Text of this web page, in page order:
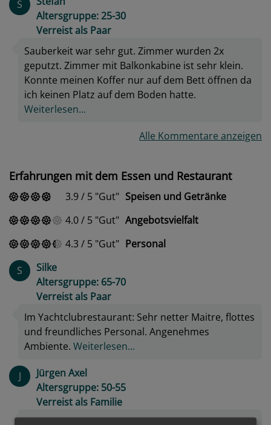
S
Altersgruppe: 25-30
Verreist als Paar
Sauberkeit war sehr gut. Zimmer wurden 2x
geputzt. Zimmer mit Balkonkabine ist sehr klein.
Konnte meinen Koffer nur auf dem Bett öffnen da
ich keinen Platz auf dem Boden hatte.
Weiterlesen...
Alle Kommentare anzeigen
Erfahrungen mit dem Essen und Restaurant
3.9/ 5 Gut
Speisen und Getränke
4.0/ 5 Gut
Angebotsvielfalt
4.3 / 5 Gut
Personal
S
Silke
Altersgruppe: 65-70
Verreist als Paar
Im Yachtclubrestaurant: Sehr netter Maitre, flottes
und freundliches Personal. Angenehmes
Ambiente. Weiterlesen...
J
Jürgen Axel
Altersgruppe: 50-55
Verreist als Familie